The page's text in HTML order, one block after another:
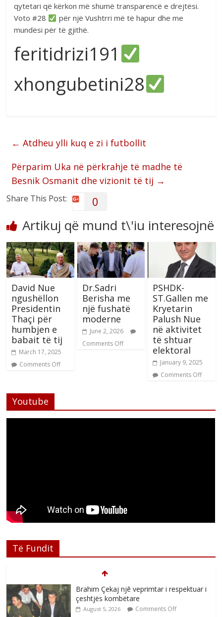
qytetari që kërkon më shumë transparencë e drejtësi.
Voto #28
për një Vushtrri më të hapur dhe me
mundësi për të gjithë.
feritidrizi191
xhongubetini28
← Atdheu ylli kuq e zi i futbollit
Përparim Uka në përkrahje të madhe të
Besnik Osmanit dhe vizionit të tij →
Share This Post: 0
Artikuj që mund t\'iu interesojnë
David Nue
ngushëllon
Presidentin
Thaçi për
humbjen e
babait të tij
March 17, 2025
Comments Off
Dr.Sadri
Berisha me
një fushatë
moderne
June 2, 2026
Comments Off
PSHDK-
ST.Gallen me
Kryetarin
Palush Nue
në aktivitet
të shtuar
elektoral
January 9, 2025
Comments Off
Youtube
Të Fundit
Brahim Çekaj njē veprimtar i respektuar i
çeshtjës kombëtare
August 5, 2026 Comments Off